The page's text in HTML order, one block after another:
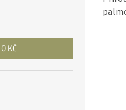
0 KČ